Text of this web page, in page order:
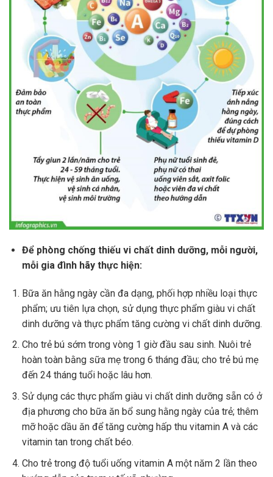
Để phòng chống thiếu vi chất dinh dưỡng, mỗi người,
mỗi gia đình hãy thực hiện:
Bữa ăn hằng ngày cần đa dạng, phối hợp nhiều loại thực
phẩm; ưu tiên lựa chọn, sử dụng thực phẩm giàu vi chất
dinh dưỡng và thực phẩm tăng cường vi chất dinh dưỡng.
Cho trẻ bú sớm trong vòng 1 giờ đầu sau sinh. Nuôi trẻ
hoàn toàn bằng sữa mẹ trong 6 tháng đầu; cho trẻ bú mẹ
đến 24 tháng tuổi hoặc lâu hơn.
Sử dụng các thực phẩm giàu vi chất dinh dưỡng sẵn có ở
địa phương cho bữa ăn bổ sung hằng ngày của trẻ; thêm
mỡ hoặc dầu ăn để tăng cường hấp thu vitamin A và các
vitamin tan trong chất béo.
Cho trẻ trong độ tuổi uống vitamin A một năm 2 lần theo